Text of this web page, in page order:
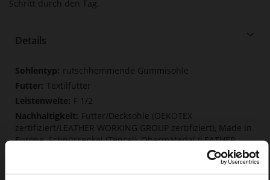
Schritt durch den Tag.
Details
Mehr
Informationen
rutschhemmende Gummisohle
Textilfutter
F 1/2
Futter/Decksohle (OEKOTEX
zertifiziert/LEATHER WORKING GROUP zertifiziert), Made in
Europe, Schnürsenkel (Tencel), Obermaterial (LEATHER
Herausnehmbare Einlegesohle aus innovativem